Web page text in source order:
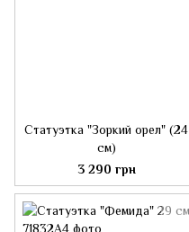
Статуэтка "Зоркий орел" (24
см)
3 290 грн